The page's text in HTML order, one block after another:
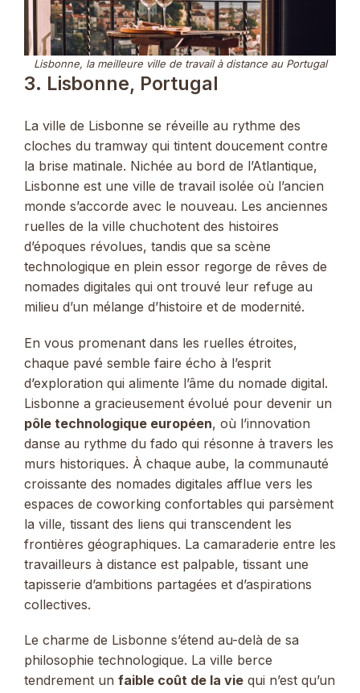
Lisbonne, la meilleure ville de travail à distance au Portugal
3. Lisbonne, Portugal
La ville de Lisbonne se réveille au rythme des
cloches du tramway qui tintent doucement contre
la brise matinale. Nichée au bord de l’Atlantique,
Lisbonne est une ville de travail isolée où l’ancien
monde s’accorde avec le nouveau. Les anciennes
ruelles de la ville chuchotent des histoires
d’époques révolues, tandis que sa scène
technologique en plein essor regorge de rêves de
nomades digitales qui ont trouvé leur refuge au
milieu d’un mélange d’histoire et de modernité.
En vous promenant dans les ruelles étroites,
chaque pavé semble faire écho à l’esprit
d’exploration qui alimente l’âme du nomade digital.
Lisbonne a gracieusement évolué pour devenir un
pôle technologique européen, où l’innovation
danse au rythme du fado qui résonne à travers les
murs historiques. À chaque aube, la communauté
croissante des nomades digitales afflue vers les
espaces de coworking confortables qui parsèment
la ville, tissant des liens qui transcendent les
frontières géographiques. La camaraderie entre les
travailleurs à distance est palpable, tissant une
tapisserie d’ambitions partagées et d’aspirations
collectives.
Le charme de Lisbonne s’étend au-delà de sa
philosophie technologique. La ville berce
tendrement un faible coût de la vie qui n’est qu’un